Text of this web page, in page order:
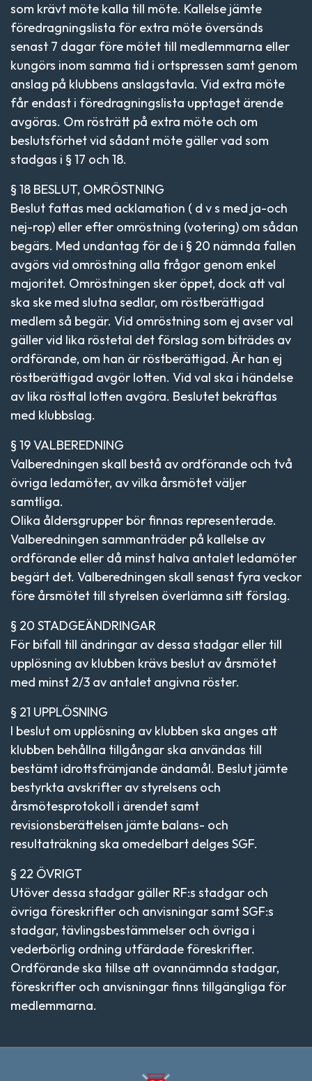
som krävt möte kalla till möte. Kallelse jämte
föredragningslista för extra möte översänds
senast 7 dagar före mötet till medlemmarna eller
kungörs inom samma tid i ortspressen samt genom
anslag på klubbens anslagstavla. Vid extra möte
får endast i föredragningslista upptaget ärende
avgöras. Om rösträtt på extra möte och om
beslutsförhet vid sådant möte gäller vad som
stadgas i § 17 och 18.
§ 18 BESLUT, OMRÖSTNING
Beslut fattas med acklamation ( d v s med ja-och
nej-rop) eller efter omröstning (votering) om sådan
begärs. Med undantag för de i § 20 nämnda fallen
avgörs vid omröstning alla frågor genom enkel
majoritet. Omröstningen sker öppet, dock att val
ska ske med slutna sedlar, om röstberättigad
medlem så begär. Vid omröstning som ej avser val
gäller vid lika röstetal det förslag som biträdes av
ordförande, om han är röstberättigad. Är han ej
röstberättigad avgör lotten. Vid val ska i händelse
av lika rösttal lotten avgöra. Beslutet bekräftas
med klubbslag.
§ 19 VALBEREDNING
Valberedningen skall bestå av ordförande och två
övriga ledamöter, av vilka årsmötet väljer
samtliga.
Olika åldersgrupper bör finnas representerade.
Valberedningen sammanträder på kallelse av
ordförande eller då minst halva antalet ledamöter
begärt det. Valberedningen skall senast fyra veckor
före årsmötet till styrelsen överlämna sitt förslag.
§ 20 STADGEÄNDRINGAR
För bifall till ändringar av dessa stadgar eller till
upplösning av klubben krävs beslut av årsmötet
med minst 2/3 av antalet angivna röster.
§ 21 UPPLÖSNING
I beslut om upplösning av klubben ska anges att
klubben behållna tillgångar ska användas till
bestämt idrottsfrämjande ändamål. Beslut jämte
bestyrkta avskrifter av styrelsens och
årsmötesprotokoll i ärendet samt
revisionsberättelsen jämte balans- och
resultaträkning ska omedelbart delges SGF.
§ 22 ÖVRIGT
Utöver dessa stadgar gäller RF:s stadgar och
övriga föreskrifter och anvisningar samt SGF:s
stadgar, tävlingsbestämmelser och övriga i
vederbörlig ordning utfärdade föreskrifter.
Ordförande ska tillse att ovannämnda stadgar,
föreskrifter och anvisningar finns tillgängliga för
medlemmarna.